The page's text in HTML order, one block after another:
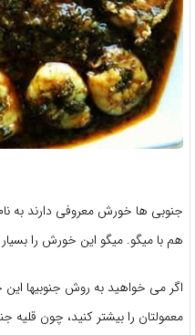
جنوبی ها خورش معروفی دارند به
هم با میگو. میگو این خورش را
اگر می خواهید به روش جنوبیها
معمولتان را بیشتر کنید، چون قلیه